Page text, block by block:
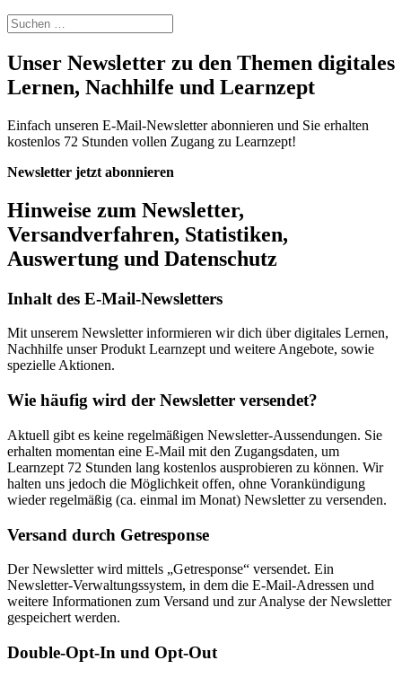
Unser Newsletter zu den Themen digitales
Lernen, Nachhilfe und Learnzept
Einfach unseren E-Mail-Newsletter abonnieren und Sie erhalten
kostenlos 72 Stunden vollen Zugang zu Learnzept!
Newsletter jetzt abonnieren
Hinweise zum Newsletter,
Versandverfahren, Statistiken,
Auswertung und Datenschutz
Inhalt des E-Mail-Newsletters
Mit unserem Newsletter informieren wir dich über digitales Lernen,
Nachhilfe unser Produkt Learnzept und weitere Angebote, sowie
spezielle Aktionen.
Wie häufig wird der Newsletter versendet?
Aktuell gibt es keine regelmäßigen Newsletter-Aussendungen. Sie
erhalten momentan eine E-Mail mit den Zugangsdaten, um
Learnzept 72 Stunden lang kostenlos ausprobieren zu können. Wir
halten uns jedoch die Möglichkeit offen, ohne Vorankündigung
wieder regelmäßig (ca. einmal im Monat) Newsletter zu versenden.
Versand durch Getresponse
Der Newsletter wird mittels „Getresponse“ versendet. Ein
Newsletter-Verwaltungssystem, in dem die E-Mail-Adressen und
weitere Informationen zum Versand und zur Analyse der Newsletter
gespeichert werden.
Double-Opt-In und Opt-Out